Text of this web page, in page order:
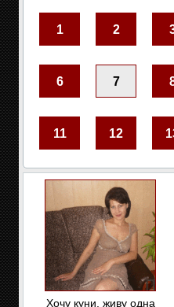
1 2
6 7
11 12
Хочу куни, живу одна